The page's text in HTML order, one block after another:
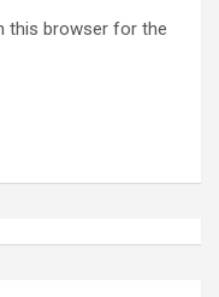
this browser for the